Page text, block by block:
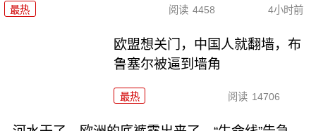
最热 阅读 4458 4小时前
欧盟想关门，中国人就翻墙，布
鲁塞尔被逼到墙角
最热 阅读 14706